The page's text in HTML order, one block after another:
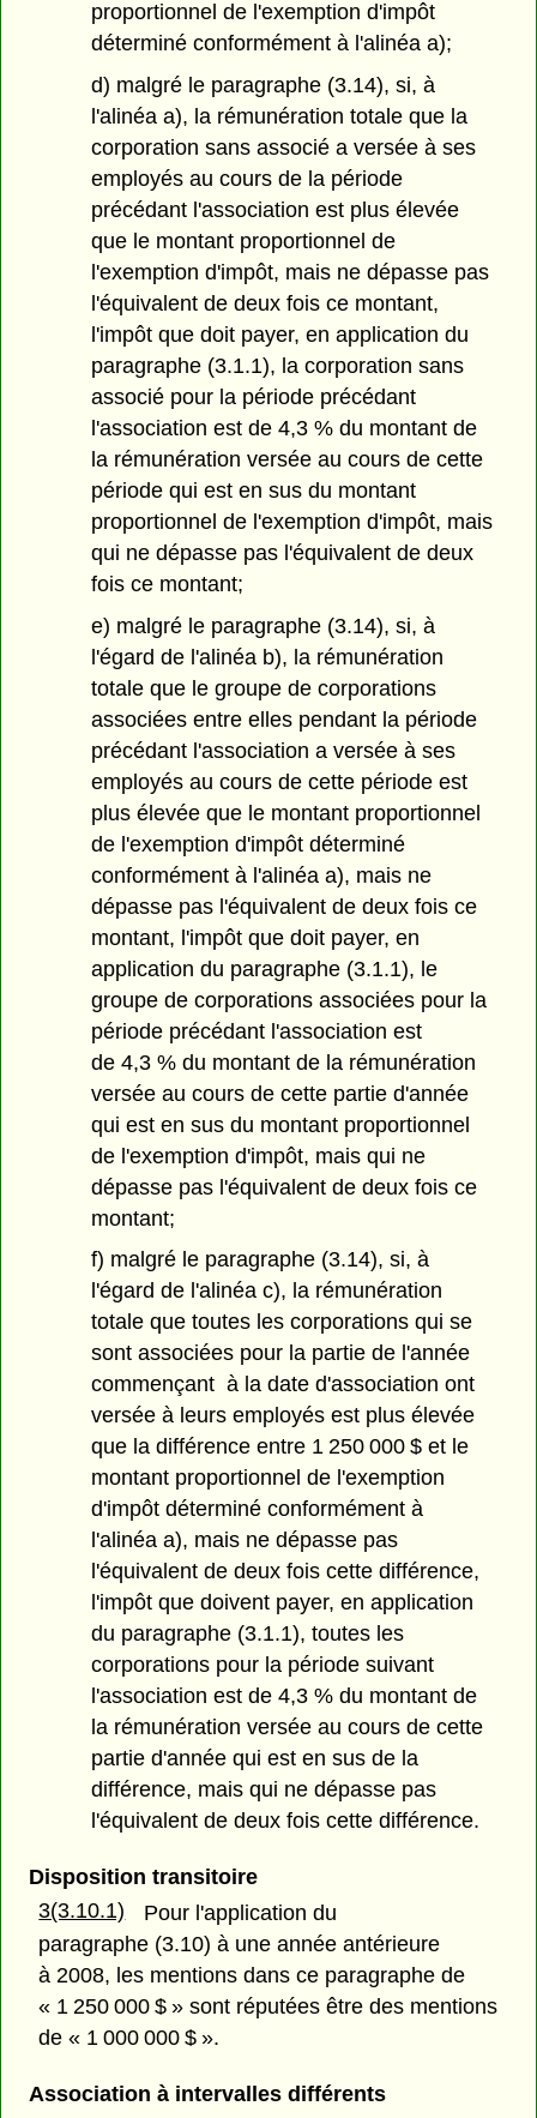
proportionnel de l'exemption d'impôt
déterminé conformément à l'alinéa a);
d) malgré le paragraphe (3.14), si, à
l'alinéa a), la rémunération totale que la
corporation sans associé a versée à ses
employés au cours de la période
précédant l'association est plus élevée
que le montant proportionnel de
l'exemption d'impôt, mais ne dépasse pas
l'équivalent de deux fois ce montant,
l'impôt que doit payer, en application du
paragraphe (3.1.1), la corporation sans
associé pour la période précédant
l'association est de 4,3 % du montant de
la rémunération versée au cours de cette
période qui est en sus du montant
proportionnel de l'exemption d'impôt, mais
qui ne dépasse pas l'équivalent de deux
fois ce montant;
e) malgré le paragraphe (3.14), si, à
l'égard de l'alinéa b), la rémunération
totale que le groupe de corporations
associées entre elles pendant la période
précédant l'association a versée à ses
employés au cours de cette période est
plus élevée que le montant proportionnel
de l'exemption d'impôt déterminé
conformément à l'alinéa a), mais ne
dépasse pas l'équivalent de deux fois ce
montant, l'impôt que doit payer, en
application du paragraphe (3.1.1), le
groupe de corporations associées pour la
période précédant l'association est
de 4,3 % du montant de la rémunération
versée au cours de cette partie d'année
qui est en sus du montant proportionnel
de l'exemption d'impôt, mais qui ne
dépasse pas l'équivalent de deux fois ce
montant;
f) malgré le paragraphe (3.14), si, à
l'égard de l'alinéa c), la rémunération
totale que toutes les corporations qui se
sont associées pour la partie de l'année
commençant à la date d'association ont
versée à leurs employés est plus élevée
que la différence entre 1 250 000 $ et le
montant proportionnel de l'exemption
d'impôt déterminé conformément à
l'alinéa a), mais ne dépasse pas
l'équivalent de deux fois cette différence,
l'impôt que doivent payer, en application
du paragraphe (3.1.1), toutes les
corporations pour la période suivant
l'association est de 4,3 % du montant de
la rémunération versée au cours de cette
partie d'année qui est en sus de la
différence, mais qui ne dépasse pas
l'équivalent de deux fois cette différence.
Disposition transitoire
3(3.10.1)
Pour l'application du
paragraphe (3.10) à une année antérieure
à 2008, les mentions dans ce paragraphe de
« 1 250 000 $ » sont réputées être des mentions
de « 1 000 000 $ ».
Association à intervalles différents